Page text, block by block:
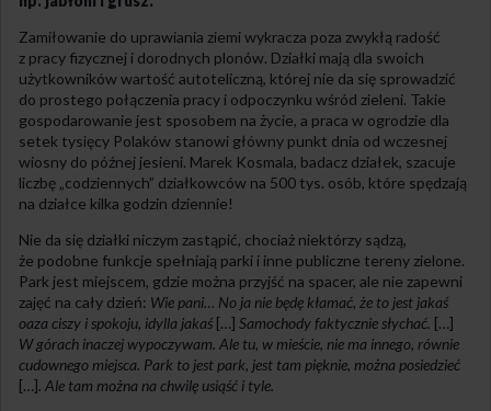
Zamiłowanie do uprawiania ziemi wykracza poza zwykłą radość
z pracy fizycznej i dorodnych plonów. Działki mają dla swoich
użytkowników wartość autoteliczną, której nie da się sprowadzić
do prostego połączenia pracy i odpoczynku wśród zieleni. Takie
gospodarowanie jest sposobem na życie, a praca w ogrodzie dla
setek tysięcy Polaków stanowi główny punkt dnia od wczesnej
wiosny do późnej jesieni. Marek Kosmala, badacz działek, szacuje
liczbę „codziennych” działkowców na 500 tys. osób, które spędzają
na działce kilka godzin dziennie!
Nie da się działki niczym zastąpić, chociaż niektórzy sądzą,
że podobne funkcje spełniają parki i inne publiczne tereny zielone.
Park jest miejscem, gdzie można przyjść na spacer, ale nie zapewni
zajęć na cały dzień: Wie pani… No ja nie będę kłamać, że to jest jakaś
oaza ciszy i spokoju, idylla jakaś […] Samochody faktycznie słychać. […]
W górach inaczej wypoczywam. Ale tu, w mieście, nie ma innego, równie
cudownego miejsca. Park to jest park, jest tam pięknie, można posiedzieć
[…]. Ale tam można na chwilę usiąść i tyle.